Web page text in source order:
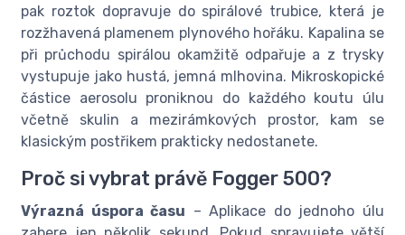
pak roztok dopravuje do spirálové trubice, která je
rozžhavená plamenem plynového hořáku. Kapalina se
při průchodu spirálou okamžitě odpařuje a z trysky
vystupuje jako hustá, jemná mlhovina. Mikroskopické
částice aerosolu proniknou do každého koutu úlu
včetně skulin a mezirámkových prostor, kam se
klasickým postřikem prakticky nedostanete.
Proč si vybrat právě Fogger 500?
Výrazná úspora času – Aplikace do jednoho úlu